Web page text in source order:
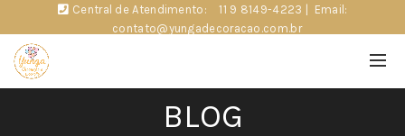
Central de Atendimento: 11 9 8149-4223
Email:
contato@yungadecoracao.com.br
BLOG